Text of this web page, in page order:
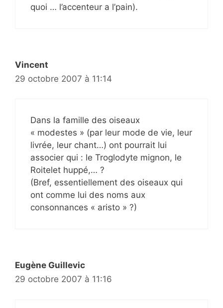
quoi … l’accenteur a l’pain).
Vincent
29 octobre 2007 à 11:14
Dans la famille des oiseaux
« modestes » (par leur mode de vie, leur
livrée, leur chant…) ont pourrait lui
associer qui : le Troglodyte mignon, le
Roitelet huppé,… ?
(Bref, essentiellement des oiseaux qui
ont comme lui des noms aux
consonnances « aristo » ?)
Eugène Guillevic
29 octobre 2007 à 11:16